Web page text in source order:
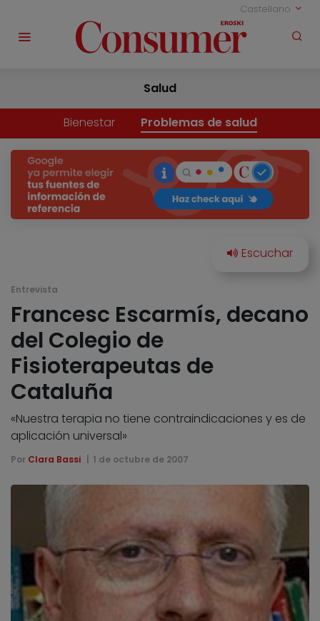
Castellano
Salud
Bienestar Problemas de salud
Entrevista
Francesc Escarmís, decano
del Colegio de
Fisioterapeutas de
Cataluña
«Nuestra terapia no tiene contraindicaciones y es de
aplicación universal»
Por Clara Bassi 1 de octubre de 2007